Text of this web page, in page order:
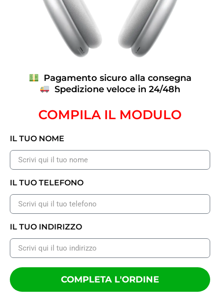
Pagamento sicuro alla consegna
Spedizione veloce in 24/48h
COMPILA IL MODULO
IL TUO NOME
IL TUO TELEFONO
IL TUO INDIRIZZO
COMPLETA L'ORDINE